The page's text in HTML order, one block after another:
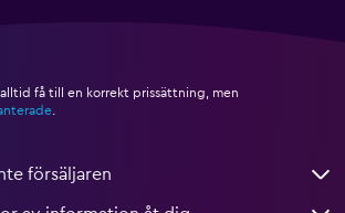
få till en korrekt prissättning, men
försäljaren